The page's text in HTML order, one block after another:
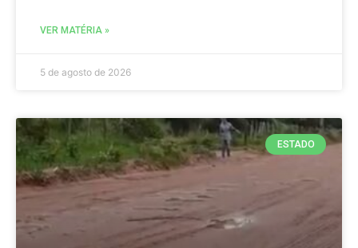
VER MATÉRIA »
5 de agosto de 2026
ESTADO